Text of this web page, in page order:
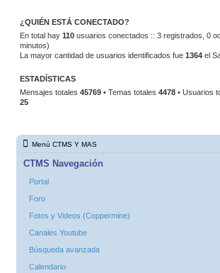
¿QUIÉN ESTÁ CONECTADO?
En total hay 110 usuarios conectados :: 3 registrados, 0
minutos)
La mayor cantidad de usuarios identificados fue 1364 el
ESTADÍSTICAS
Mensajes totales 45769 • Temas totales 4478 • Usuarios
25
Menú CTMS Y MAS
CTMS Navegación
Portal
Foro
Fotos y Videos (Coppermine)
Canales Youtube
Búsqueda avanzada
Calendario